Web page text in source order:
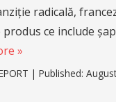
radicală,
ce include
»
| Published: